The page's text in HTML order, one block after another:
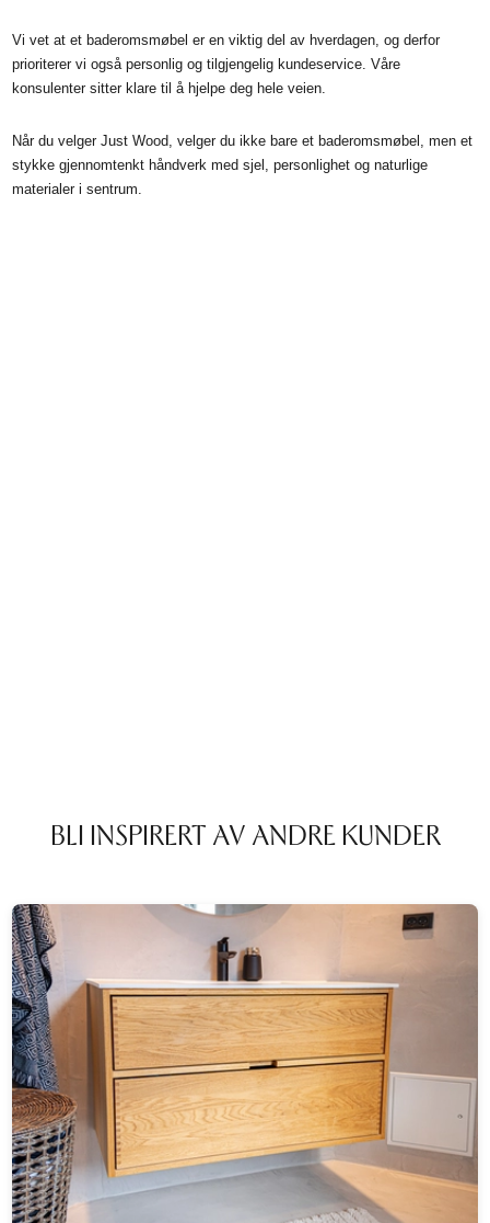
Vi vet at et baderomsmøbel er en viktig del av hverdagen, og derfor
prioriterer vi også personlig og tilgjengelig kundeservice. Våre
konsulenter sitter klare til å hjelpe deg hele veien.
Når du velger Just Wood, velger du ikke bare et baderomsmøbel, men et
stykke gjennomtenkt håndverk med sjel, personlighet og naturlige
materialer i sentrum.
BLI INSPIRERT AV ANDRE KUNDER